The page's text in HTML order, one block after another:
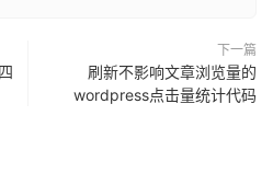
下一篇
刷新不影响文章浏览量的
wordpress点击量统计代码